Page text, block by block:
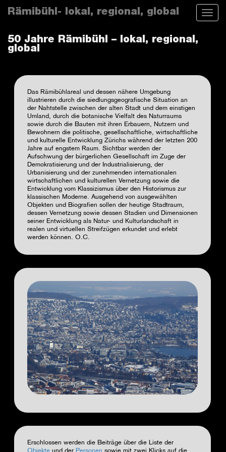
Rämibühl- lokal, regional, global
Toggle
50 Jahre Rämibühl – lokal, regional,
global
Das Rämibühlareal und dessen nähere Umgebung
illustrieren durch die siedlungsgeografische Situation an
der Nahtstelle zwischen der alten Stadt und dem einstigen
Umland, durch die botanische Vielfalt des Naturraums
sowie durch die Bauten mit ihren Erbauern, Nutzern und
Bewohnern die politische, gesellschaftliche, wirtschaftliche
und kulturelle Entwicklung Zürichs während der letzten 200
Jahre auf engstem Raum. Sichtbar werden der
Aufschwung der bürgerlichen Gesellschaft im Zuge der
Demokratisierung und der Industrialisierung, der
Urbanisierung und der zunehmenden internationalen
wirtschaftlichen und kulturellen Vernetzung sowie die
Entwicklung vom Klassizismus über den Historismus zur
klassischen Moderne. Ausgehend von ausgewählten
Objekten und Biografien sollen der heutige Stadtraum,
dessen Vernetzung sowie dessen Stadien und Dimensionen
seiner Entwicklung als Natur- und Kulturlandschaft in
realen und virtuellen Streifzügen erkundet und erlebt
werden können. O.C.
Erschlossen werden die Beiträge über die Liste der